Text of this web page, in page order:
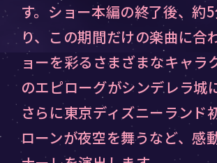
す。ショー本編の終了後、約
り、この期間だけの楽曲に合
ョーを彩るさまざまなキャラ
のエピローグがシンデレラ城
さらに東京ディズニーランド
ローンが夜空を舞うなど、感